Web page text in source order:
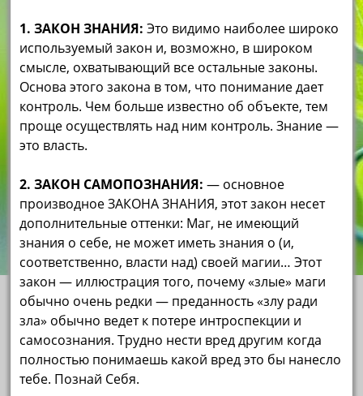
1. ЗАКОН ЗНАНИЯ: Это видимо наиболее широко
используемый закон и, возможно, в широком
смысле, охватывающий все остальные законы.
Основа этого закона в том, что понимание дает
контроль. Чем больше известно об объекте, тем
проще осуществлять над ним контроль. Знание —
это власть.
2. ЗАКОН САМОПОЗНАНИЯ: — основное
производное ЗАКОНА ЗНАНИЯ, этот закон несет
дополнительные оттенки: Маг, не имеющий
знания о себе, не может иметь знания о (и,
соответственно, власти над) своей магии… Этот
закон — иллюстрация того, почему «злые» маги
обычно очень редки — преданность «злу ради
зла» обычно ведет к потере интроспекции и
самосознания. Трудно нести вред другим когда
полностью понимаешь какой вред это бы нанесло
тебе. Познай Себя.